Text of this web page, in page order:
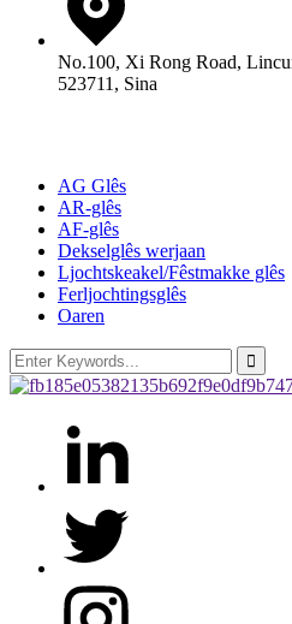
No.100, Xi Rong Road,
523711, Sina
AG Glês
AR-glês
AF-glês
Dekselglês werjaan
Ljochtskeakel/Fêstmakke glês
Ferljochtingsglês
Oaren